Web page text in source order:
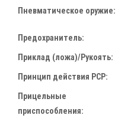
Пневматическое оружие:
Предохранитель:
Приклад (ложа)/Рукоять:
Принцип действия PCP:
Прицельные
приспособления: